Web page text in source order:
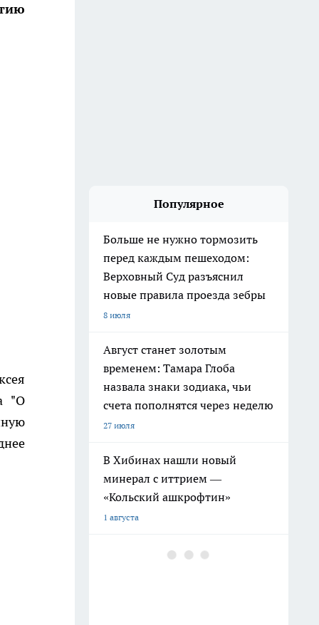
"О
Популярное
Больше не нужно тормозить
перед каждым пешеходом:
Верховный Суд разъяснил
новые правила проезда зебры
8 июля
Август станет золотым
временем: Тамара Глоба
назвала знаки зодиака, чьи
счета пополнятся через неделю
27 июля
В Хибинах нашли новый
минерал с иттрием —
«Кольский ашкрофтин»
1 августа
Вселенная исполнит ваши